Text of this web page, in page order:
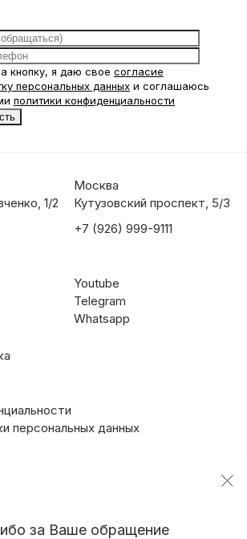
кнопку, я даю свое согласие
персональных данных и соглашаюсь
политики конфиденциальности
1/2
Москва
Кутузовский проспект, 5/3
+7 (926) 999-9111
Youtube
Telegram
Whatsapp
персональных данных
за Ваше обращение